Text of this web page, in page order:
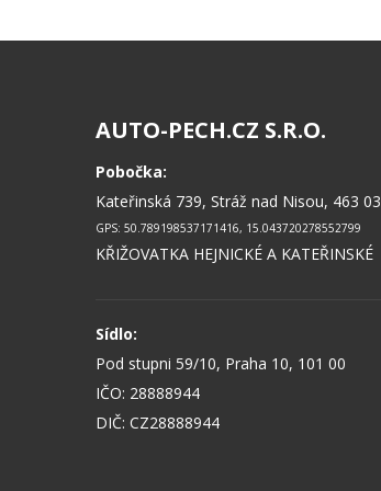
AUTO-PECH.CZ S.R.O.
Pobočka:
Kateřinská 739, Stráž nad Nisou, 463 03
GPS: 50.789198537171416, 15.043720278552799
KŘIŽOVATKA HEJNICKÉ A KATEŘINSKÉ
Sídlo:
Pod stupni 59/10, Praha 10, 101 00
IČO: 28888944
DIČ: CZ28888944